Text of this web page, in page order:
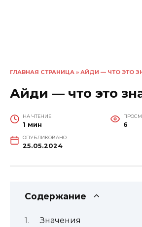
ГЛАВНАЯ СТРАНИЦА » АЙДИ — ЧТО ЭТО
Айди — что это
НА ЧТЕНИЕ
1 мин 6
ОПУБЛИКОВАНО
25.05.2024
Содержание
Значения